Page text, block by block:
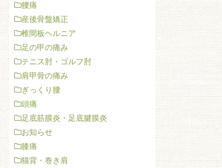
腰痛
産後骨盤矯正
椎間板ヘルニア
足の甲の痛み
テニス肘・ゴルフ肘
肩甲骨の痛み
ぎっくり腰
頭痛
足底筋膜炎・足底腱膜炎
お知らせ
膝痛
猫背・巻き肩